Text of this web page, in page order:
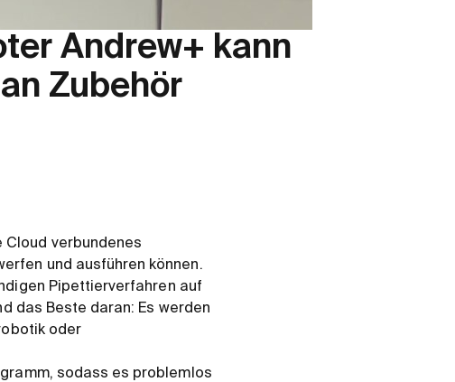
Andrew+ kann
Zubehör
Cloud verbundenes
und ausführen können.
Pipettierverfahren auf
das Beste daran: Es werden
oder
sodass es problemlos